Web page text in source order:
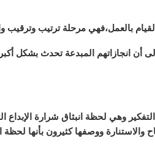
بالعمل،فهي مرحلة ترتيب وترقيب
أن انجازاتهم المبدعة تحدث بشكل
وهي لحظة انبثاق شرارة
ووصفها كثيرون بأنها لحظة